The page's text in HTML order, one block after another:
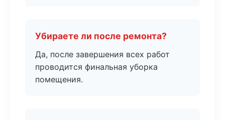
Убираете ли после ремонта?
Да, после завершения всех работ
проводится финальная уборка
помещения.